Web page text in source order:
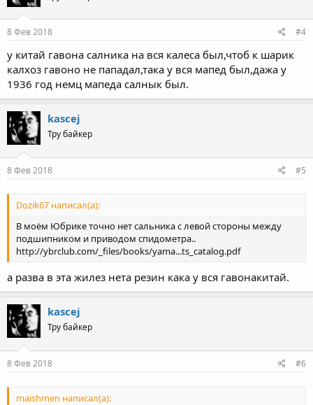
8 Фев 2018 #4
у китай гавона салника на вся калеса был,чтоб к шарик
калхоз гавоно не пападал,така у вся мапед был,дажа у
1936 год немц мапеда салнык был.
kascej
Тру байкер
8 Фев 2018 #5
Dozik67 написал(а):
В моём Юбрике точно нет сальника с левой стороны между
подшипником и приводом спидометра..
http://ybrclub.com/_files/books/yama...ts_catalog.pdf
а разва в эта жилез нета резин кака у вся гавонакитай.
kascej
Тру байкер
8 Фев 2018 #6
maishmen написал(а):